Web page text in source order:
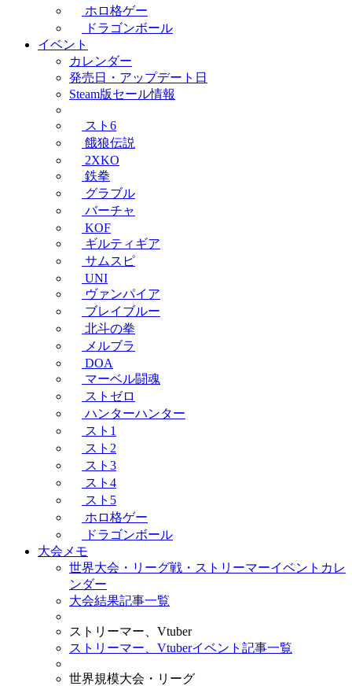
ホロ格ゲー
ドラゴンボール
イベント
カレンダー
発売日・アップデート日
Steam版セール情報
スト6
餓狼伝説
2XKO
鉄拳
グラブル
バーチャ
KOF
ギルティギア
サムスピ
UNI
ヴァンパイア
ブレイブルー
北斗の拳
メルブラ
DOA
マーベル闘魂
ストゼロ
ハンターハンター
スト1
スト2
スト3
スト4
スト5
ホロ格ゲー
ドラゴンボール
大会メモ
世界大会・リーグ戦・ストリーマーイベントカレ
ンダー
大会結果記事一覧
ストリーマー、Vtuber
ストリーマー、Vtuberイベント記事一覧
世界規模大会・リーグ